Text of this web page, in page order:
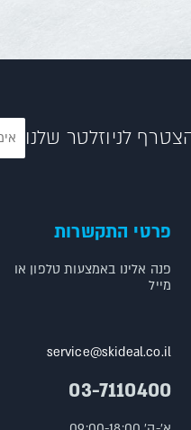
לניוזלטר שלנו
פרטי התקשרות
פנה אלינו באמצעות טלפון או
מייל
service@skideal.co.il
03-7110400